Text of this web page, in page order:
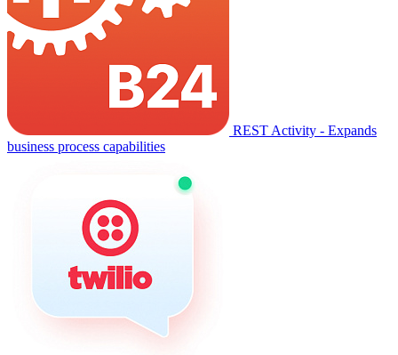
REST Activity - Expands
business process capabilities